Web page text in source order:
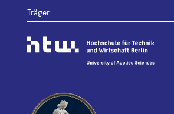
Träger